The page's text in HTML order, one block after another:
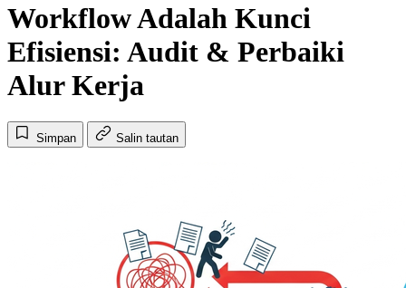
Workflow Adalah Kunci
Efisiensi: Audit & Perbaiki
Alur Kerja
Simpan Salin tautan